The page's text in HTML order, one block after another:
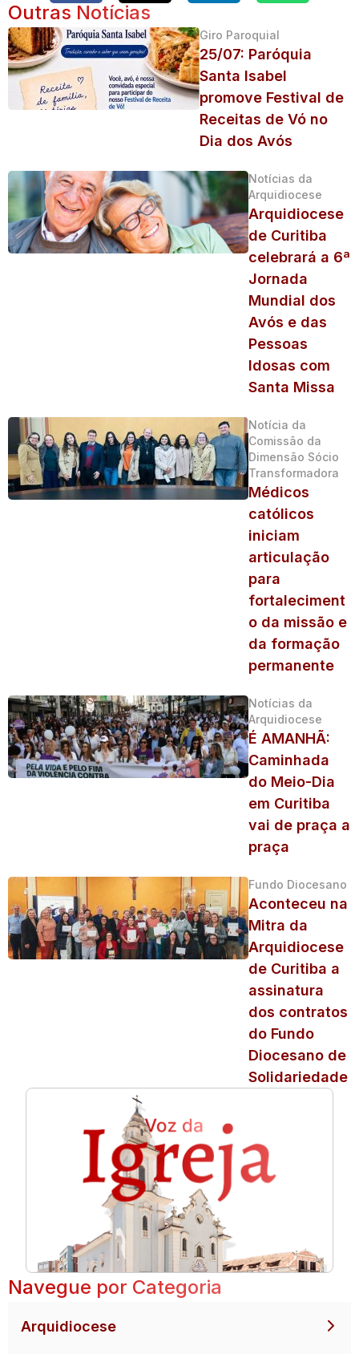
Outras Notícias
Giro Paroquial
25/07: Paróquia
Santa Isabel
promove Festival de
Receitas de Vó no
Dia dos Avós
Notícias da
Arquidiocese
Arquidiocese
de Curitiba
celebrará a 6ª
Jornada
Mundial dos
Avós e das
Pessoas
Idosas com
Santa Missa
Notícia da
Comissão da
Dimensão Sócio
Transformadora
Médicos
católicos
iniciam
articulação
para
fortaleciment
o da missão e
da formação
permanente
Notícias da
Arquidiocese
É AMANHÃ:
Caminhada
do Meio-Dia
em Curitiba
vai de praça a
praça
Fundo Diocesano
Aconteceu na
Mitra da
Arquidiocese
de Curitiba a
assinatura
dos contratos
do Fundo
Diocesano de
Solidariedade
Navegue por Categoria
Arquidiocese